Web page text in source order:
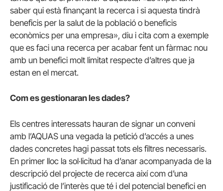
saber qui està finançant la recerca i si aquesta tindrà
beneficis per la salut de la població o beneficis
econòmics per una empresa», diu i cita com a exemple
que es faci una recerca per acabar fent un fàrmac nou
amb un benefici molt limitat respecte d’altres que ja
estan en el mercat.
Com es gestionaran les dades?
Els centres interessats hauran de signar un conveni
amb l’AQUAS una vegada la petició d’accés a unes
dades concretes hagi passat tots els filtres necessaris.
En primer lloc la sol·licitud ha d’anar acompanyada de la
descripció del projecte de recerca així com d’una
justificació de l’interès que té i del potencial benefici en